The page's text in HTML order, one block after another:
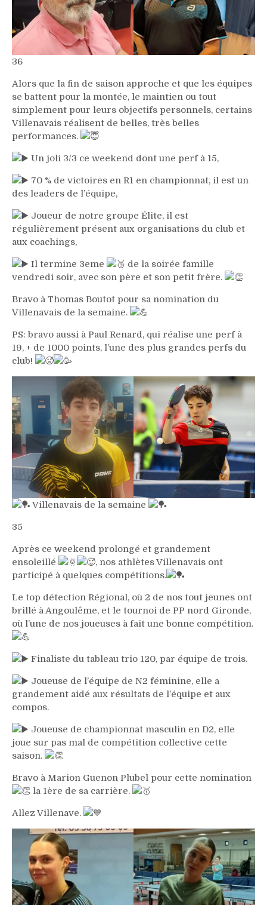
36
Alors que la fin de saison approche et que les équipes
se battent pour la montée, le maintien ou tout
simplement pour leurs objectifs personnels, certains
Villenavais réalisent de belles, très belles
performances.
Un joli 3/3 ce weekend dont une perf à 15,
70 % de victoires en R1 en championnat, il est un
des leaders de l’équipe,
Joueur de notre groupe Élite, il est
régulièrement présent aux organisations du club et
aux coachings,
Il termine 3eme
de la soirée famille
vendredi soir, avec son père et son petit frère.
Bravo à Thomas Boutot pour sa nomination du
Villenavais de la semaine.
PS: bravo aussi à Paul Renard, qui réalise une perf à
19, + de 1000 points, l’une des plus grandes perfs du
club!
Villenavais de la semaine
35
Après ce weekend prolongé et grandement
ensoleillé
, nos athlètes Villenavais ont
participé à quelques compétitions.
Le top détection Régional, où 2 de nos tout jeunes ont
brillé à Angoulême, et le tournoi de PP nord Gironde,
où l’une de nos joueuses à fait une bonne compétition.
Finaliste du tableau trio 120, par équipe de trois.
Joueuse de l’équipe de N2 féminine, elle a
grandement aidé aux résultats de l’équipe et aux
compos.
Joueuse de championnat masculin en D2, elle
joue sur pas mal de compétition collective cette
saison.
Bravo à Marion Guenon Plubel pour cette nomination
la 1ère de sa carrière.
Allez Villenave.